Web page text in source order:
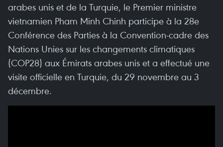
arabes unis et de la Turquie, le Premier ministre
vietnamien Pham Minh Chinh participe à la 28e
Conférence des Parties à la Convention-cadre des
Nations Unies sur les changements climatiques
(COP28) aux Émirats arabes unis et a effectué une
visite officielle en Turquie, du 29 novembre au 3
décembre.